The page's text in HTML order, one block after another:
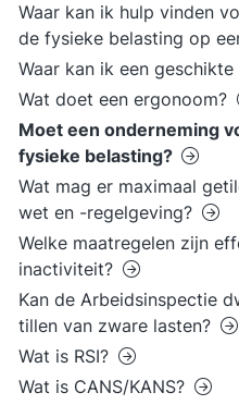
Waar kan ik hulp vinden
de fysieke belasting op
Waar kan ik een
Wat doet een ergonoom?
Moet een onderneming
fysieke belasting?
Wat mag er maximaal
wet en -regelgeving?
Welke maatregelen zijn
inactiviteit?
Kan de Arbeidsinspectie
tillen van zware lasten?
Wat is RSI?
Wat is CANS/KANS?